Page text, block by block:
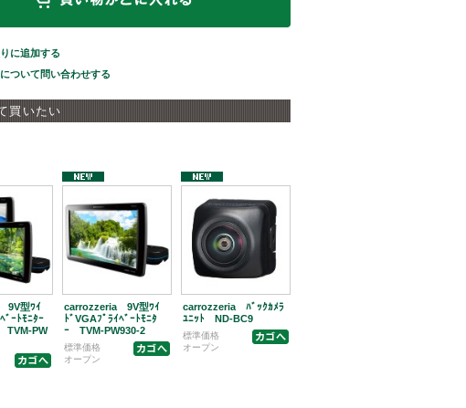
に追加する
ついて問い合わせする
買いたい
9V型ﾜｲ
ﾞｰﾄﾓﾆﾀｰ
TVM-PW
carrozzeria 9V型ﾜｲ
ﾄﾞVGAﾌﾟﾗｲﾍﾞｰﾄﾓﾆﾀ
ｰ TVM-PW930-2
標準価格
オープン
carrozzeria ﾊﾞｯｸｶﾒﾗ
ﾕﾆｯﾄ ND-BC9
標準価格
オープン